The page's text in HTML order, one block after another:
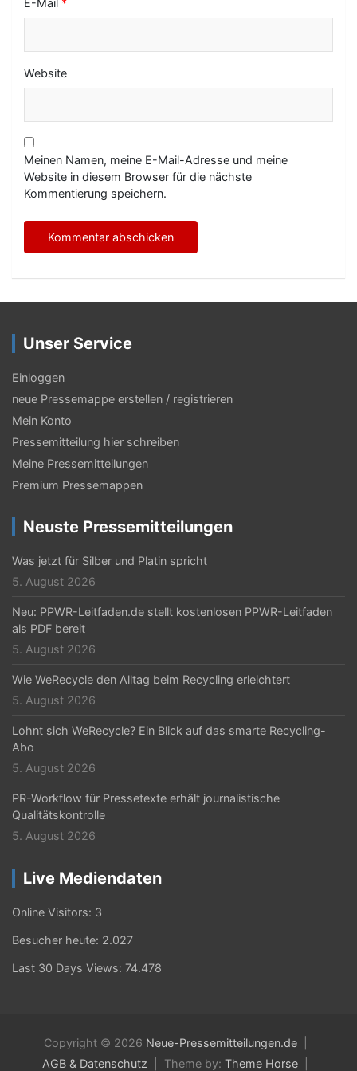
E-Mail *
Website
Meinen Namen, meine E-Mail-Adresse und meine
Website in diesem Browser für die nächste
Kommentierung speichern.
Unser Service
Einloggen
neue Pressemappe erstellen / registrieren
Mein Konto
Pressemitteilung hier schreiben
Meine Pressemitteilungen
Premium Pressemappen
Neuste Pressemitteilungen
Was jetzt für Silber und Platin spricht
5. August 2026
Neu: PPWR-Leitfaden.de stellt kostenlosen PPWR-Leitfaden
als PDF bereit
5. August 2026
Wie WeRecycle den Alltag beim Recycling erleichtert
5. August 2026
Lohnt sich WeRecycle? Ein Blick auf das smarte Recycling-
Abo
5. August 2026
PR-Workflow für Pressetexte erhält journalistische
Qualitätskontrolle
5. August 2026
Live Mediendaten
Online Visitors: 3
Besucher heute: 2.027
Last 30 Days Views: 74.478
Copyright © 2026 Neue-Pressemitteilungen.de
AGB & Datenschutz
Theme by: Theme Horse